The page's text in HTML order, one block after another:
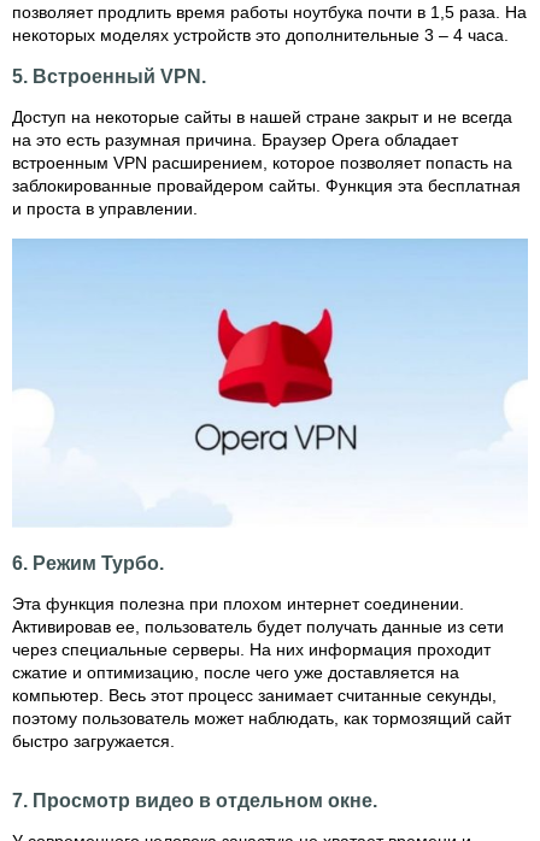
позволяет продлить время работы ноутбука почти в 1,5 раза. На
некоторых моделях устройств это дополнительные 3 – 4 часа.
5. Встроенный VPN.
Доступ на некоторые сайты в нашей стране закрыт и не всегда
на это есть разумная причина. Браузер Opera обладает
встроенным VPN расширением, которое позволяет попасть на
заблокированные провайдером сайты. Функция эта бесплатная
и проста в управлении.
6. Режим Турбо.
Эта функция полезна при плохом интернет соединении.
Активировав ее, пользователь будет получать данные из сети
через специальные серверы. На них информация проходит
сжатие и оптимизацию, после чего уже доставляется на
компьютер. Весь этот процесс занимает считанные секунды,
поэтому пользователь может наблюдать, как тормозящий сайт
быстро загружается.
7. Просмотр видео в отдельном окне.